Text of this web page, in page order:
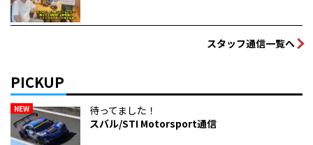
スタッフ通信一覧へ
PICKUP
NEW
待ってました！
スバル/STI Motorsport通信